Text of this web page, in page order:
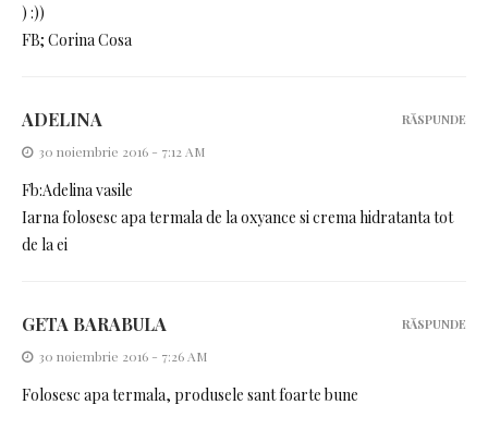
) :))
FB; Corina Cosa
ADELINA
30 noiembrie 2016 - 7:12 AM
Fb:Adelina vasile
Iarna folosesc apa termala de la oxyance si crema hidratanta tot
de la ei
RĂSPUNDE
GETA BARABULA
30 noiembrie 2016 - 7:26 AM
Folosesc apa termala, produsele sant foarte bune
RĂSPUNDE